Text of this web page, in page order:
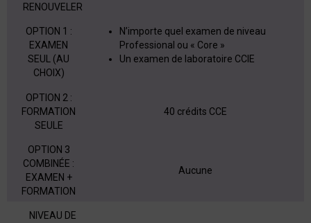
RENOUVELER
OPTION 1 :
EXAMEN
SEUL (AU
CHOIX)
N’importe quel examen de niveau
Professional ou « Core »
Un examen de laboratoire CCIE
OPTION 2 :
FORMATION
SEULE
40 crédits CCE
OPTION 3
COMBINÉE :
EXAMEN +
FORMATION
Aucune
NIVEAU DE